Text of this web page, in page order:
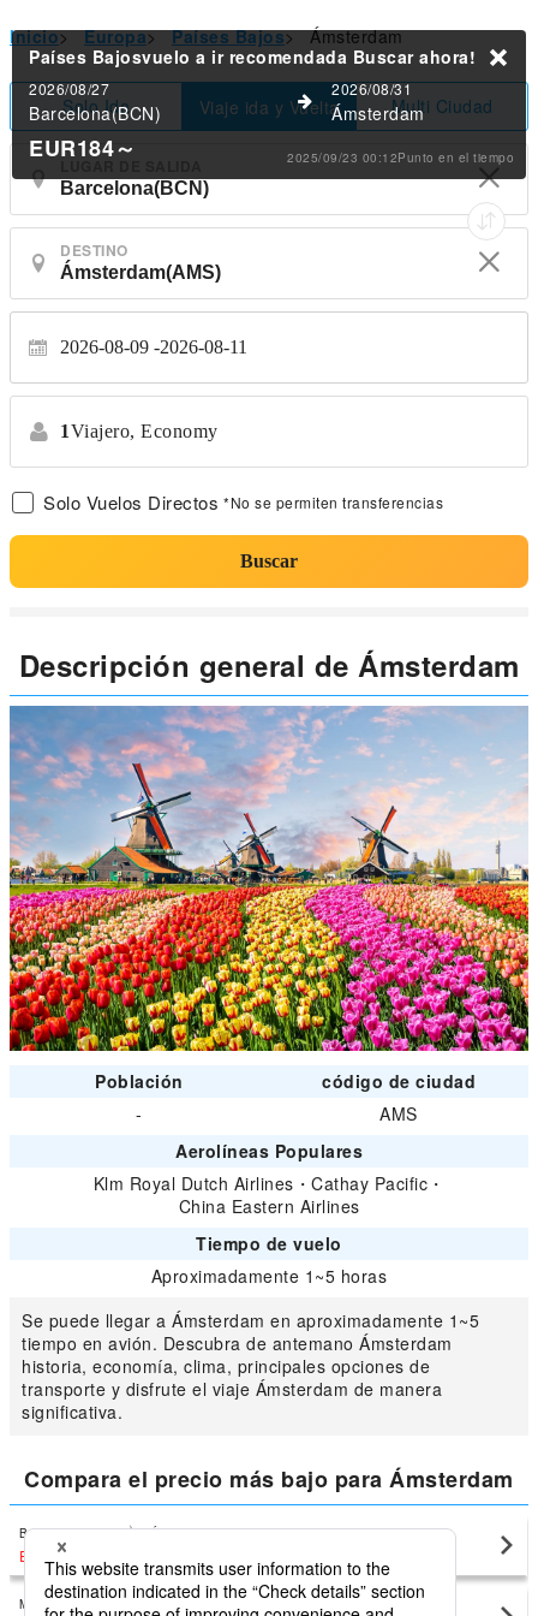
Inicio> Europa> Países Bajos> Ámsterdam
Solo Ida Viaje ida y Vuelta Multi Ciudad
DESTINO
2026-08-09 2026-08-11
1Viajero, Economy
Solo Vuelos Directos *No se permiten transferencias
Buscar
Países Bajosvuelo a ir recomendada Buscar ahora!
2026/08/27
Barcelona(BCN)
2026/08/31
Ámsterdam
EUR184～ 2025/09/23 00:12Punto en el tiempo
Descripción general de Ámsterdam
Población
código de ciudad
-
AMS
Aerolíneas Populares
Klm Royal Dutch Airlines ・ Cathay Pacific ・
China Eastern Airlines
Tiempo de vuelo
Aproximadamente 1~5 horas
Se puede llegar a Ámsterdam en aproximadamente 1~5
tiempo en avión. Descubra de antemano Ámsterdam
historia, economía, clima, principales opciones de
transporte y disfrute el viaje Ámsterdam de manera
significativa.
Compara el precio más bajo para Ámsterdam
Barcelona El Prat Ámsterdam(AMS)
EUR184
Madrid Barajas Ámsterdam(AMS)